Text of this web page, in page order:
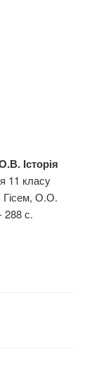
Історія
11 класу
Гісем, О.О.
288 с.